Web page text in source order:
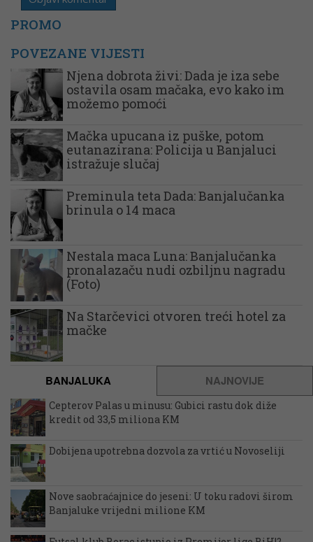
PROMO
POVEZANE VIJESTI
Njena dobrota živi: Dada je iza sebe
ostavila osam mačaka, evo kako im
možemo pomoći
Mačka upucana iz puške, potom
eutanazirana: Policija u Banjaluci
istražuje slučaj
Preminula teta Dada: Banjalučanka
brinula o 14 maca
Nestala maca Luna: Banjalučanka
pronalazaču nudi ozbiljnu nagradu
(Foto)
Na Starčevici otvoren treći hotel za
mačke
BANJALUKA NAJNOVIJE
Cepterov Palas u minusu: Gubici rastu dok diže
kredit od 33,5 miliona KM
Dobijena upotrebna dozvola za vrtić u Novoseliji
Nove saobraćajnice do jeseni: U toku radovi širom
Banjaluke vrijedni milione KM